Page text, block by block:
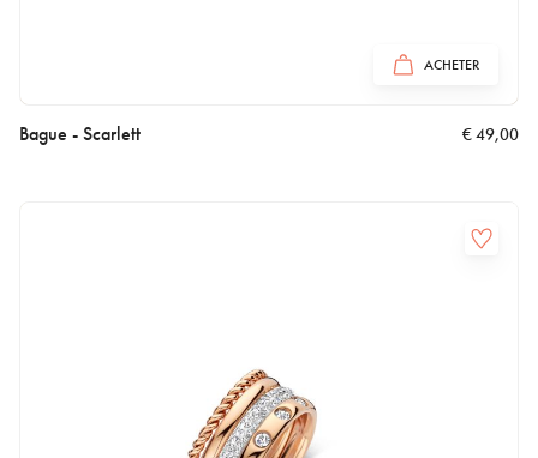
ACHETER
Bague - Scarlett €49,00